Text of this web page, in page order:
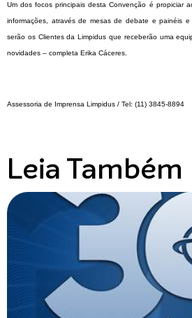
Um dos focos principais desta Convenção é propiciar
informações, através de mesas de debate e painéis
serão os Clientes da Limpidus que receberão uma
novidades – completa Erika Cáceres
Assessoria de Imprensa Limpidus / Tel: (11) 3845-8894
Leia Também